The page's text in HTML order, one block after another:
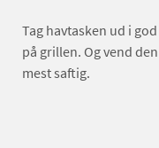
Tag havtasken ud i
på grillen. Og vend
mest saftig.